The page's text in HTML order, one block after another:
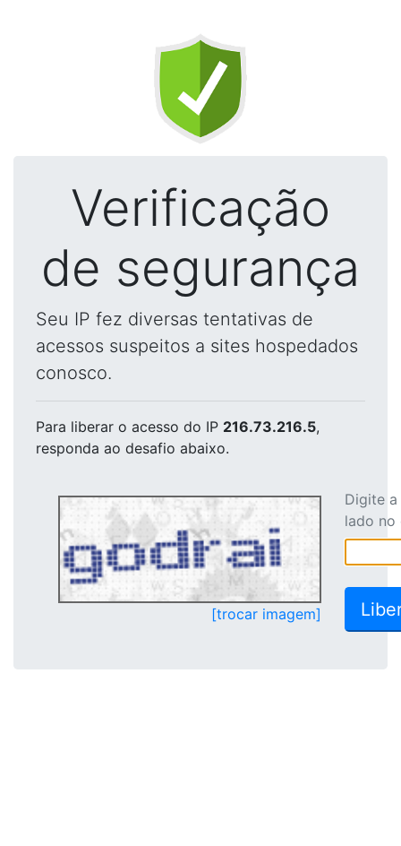
Verificação
de segurança
Seu IP fez diversas tentativas de
acessos suspeitos a sites hospedados
conosco.
Para liberar o acesso do IP 216.73.216.5,
responda ao desafio abaixo.
[trocar imagem]
Digite
lado no